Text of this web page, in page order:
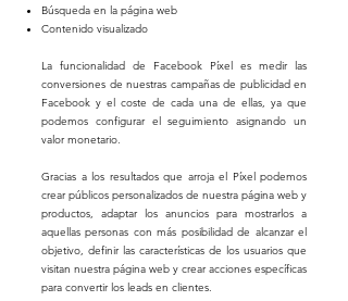
Búsqueda en la página web
Contenido visualizado
La funcionalidad de Facebook Píxel es medir las
conversiones de nuestras campañas de publicidad en
Facebook y el coste de cada una de ellas, ya que
podemos configurar el seguimiento asignando un
valor monetario.
Gracias a los resultados que arroja el Píxel podemos
crear públicos personalizados de nuestra página web y
productos, adaptar los anuncios para mostrarlos a
aquellas personas con más posibilidad de alcanzar el
objetivo, definir las características de los usuarios que
visitan nuestra página web y crear acciones específicas
para convertir los leads en clientes.